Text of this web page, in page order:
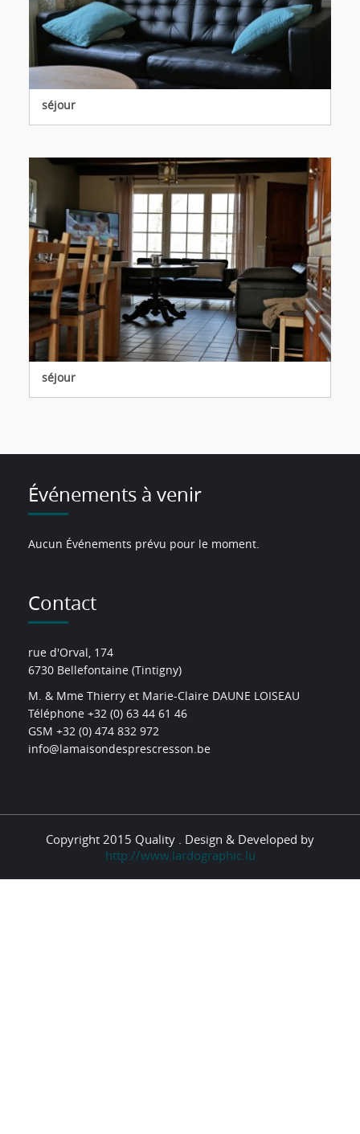
séjour
séjour
Événements à venir
Aucun Événements prévu pour le moment.
Contact
rue d'Orval, 174
6730 Bellefontaine (Tintigny)
M. & Mme Thierry et Marie-Claire DAUNE LOISEAU
Téléphone +32 (0) 63 44 61 46
GSM +32 (0) 474 832 972
info@lamaisondesprescresson.be
Copyright 2015 Quality . Design & Developed by
http://www.lardographic.lu